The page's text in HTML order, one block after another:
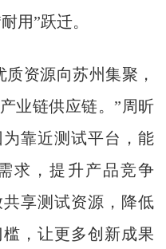
用”跃迁。
资源向苏州集聚，
业链供应链。”周昕
靠近测试平台，能
求，提升产品竞争
享测试资源，降低
，让更多创新成果